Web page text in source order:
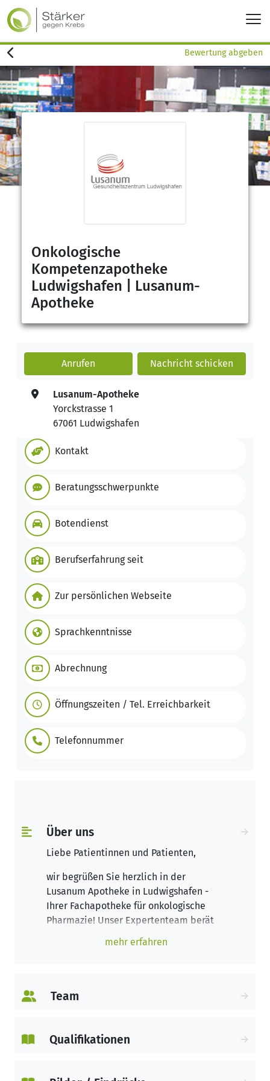
Bewertung abgeben
Onkologische
Kompetenzapotheke
Ludwigshafen | Lusanum-
Apotheke
Anrufen Nachricht schicken
Lusanum-Apotheke
Yorckstrasse 1
67061 Ludwigshafen
Kontakt
Beratungsschwerpunkte
Botendienst
Berufserfahrung seit
Zur persönlichen Webseite
Sprachkenntnisse
Abrechnung
Öffnungszeiten / Tel. Erreichbarkeit
Telefonnummer
Über uns
Liebe Patientinnen und Patienten,
wir begrüßen Sie herzlich in der
Lusanum Apotheke in Ludwigshafen -
Ihrer Fachapotheke für onkologische
Pharmazie! Unser Expertenteam berät
eine Krebserkrankung. Gerne informieren
palliativmedizinischen
patientenindividuelle Präparate her.
mehr erfahren
Team
Qualifikationen